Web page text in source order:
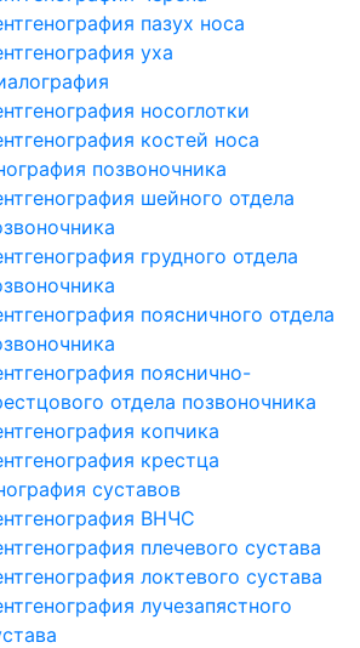
пазух носа
уха
носоглотки
костей носа
позвоночника
шейного отдела
грудного отдела
поясничного отдела
пояснично-
отдела позвоночника
копчика
крестца
суставов
ВНЧС
плечевого сустава
локтевого сустава
лучезапястного